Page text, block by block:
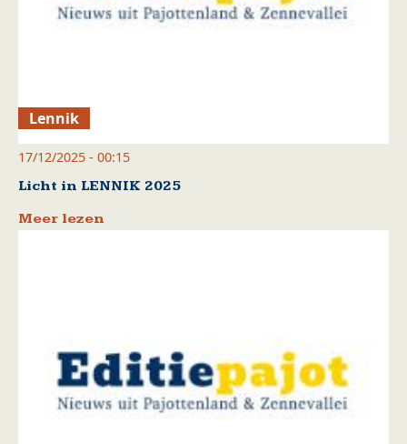
Lennik
17/12/2025 - 00:15
Licht in LENNIK 2025
Meer lezen